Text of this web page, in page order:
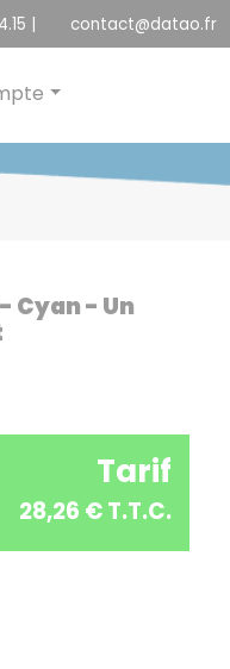
| contact@datao.fr
Cyan - Un
Tarif
28,26 € T.T.C.